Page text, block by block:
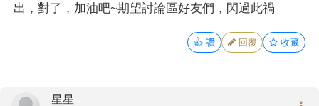
出，對了，加油吧~期望討論區好友們，閃過此禍
👍 讚 回覆 收藏
星星